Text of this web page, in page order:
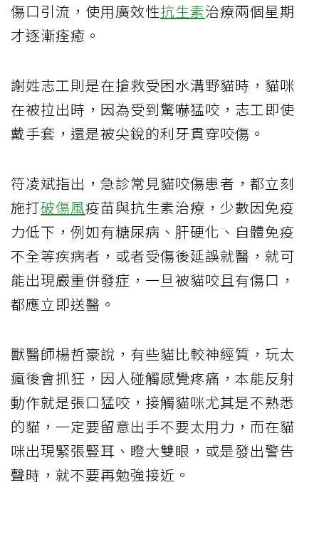
傷口引流，使用廣效性抗生素治療兩個星期
才逐漸痊癒。
謝姓志工則是在搶救受困水溝野貓時，貓咪
在被拉出時，因為受到驚嚇猛咬，志工即使
戴手套，還是被尖銳的利牙貫穿咬傷。
符凌斌指出，急診常見貓咬傷患者，都立刻
施打破傷風疫苗與抗生素治療，少數因免疫
力低下，例如有糖尿病、肝硬化、自體免疫
不全等疾病者，或者受傷後延誤就醫，就可
能出現嚴重併發症，一旦被貓咬且有傷口，
都應立即送醫。
獸醫師楊哲豪說，有些貓比較神經質，玩太
瘋後會抓狂，因人碰觸感覺疼痛，本能反射
動作就是張口猛咬，接觸貓咪尤其是不熟悉
的貓，一定要留意出手不要太用力，而在貓
咪出現緊張豎耳、瞪大雙眼，或是發出警告
聲時，就不要再勉強接近。